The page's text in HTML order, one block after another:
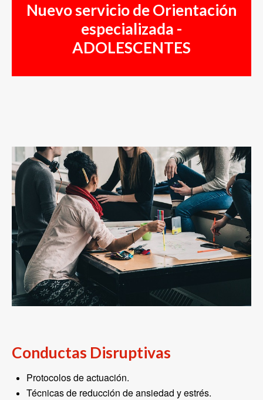
Nuevo servicio de Orientación
especializada -
ADOLESCENTES
Conductas Disruptivas
Protocolos de actuación.
Técnicas de reducción de ansiedad y estrés.